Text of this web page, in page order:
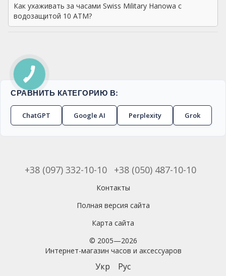
Как ухаживать за часами Swiss Military Hanowa с
водозащитой 10 ATM?
СРАВНИТЬ КАТЕГОРИЮ В:
ChatGPT Google AI Perplexity Grok
+38 (097) 332-10-10 +38 (050) 487-10-10
Контакты
Полная версия сайта
Карта сайта
© 2005—2026
Интернет-магазин часов и аксессуаров
Укр Рус